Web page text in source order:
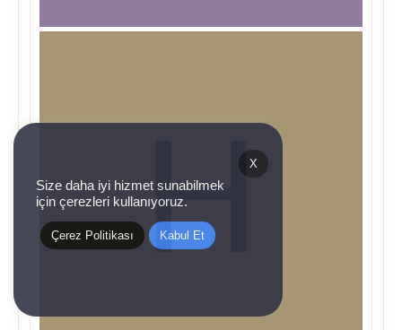
X
Size daha iyi hizmet sunabilmek
için çerezleri kullanıyoruz.
Çerez Politikası Kabul Et